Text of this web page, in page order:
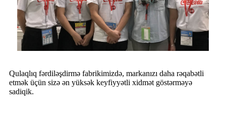
Qulaqlıq fərdiləşdirmə fabrikimizdə, markanızı daha rəqabətli
etmək üçün sizə ən yüksək keyfiyyətli xidmət göstərməyə
sadiqik.